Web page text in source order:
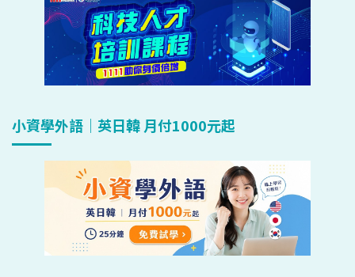
小資學外語｜英日韓 月付1000元起